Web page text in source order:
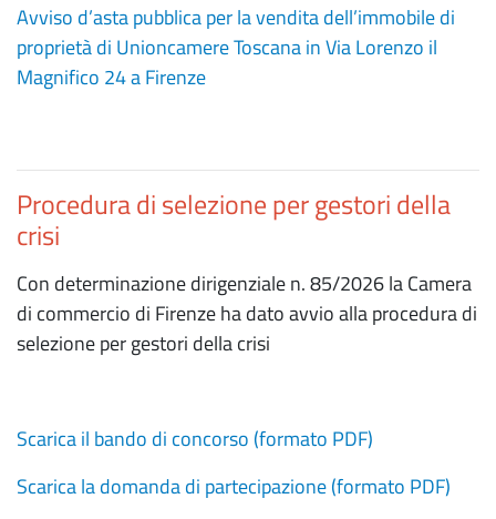
Avviso d’asta pubblica per la vendita dell’immobile di
proprietà di Unioncamere Toscana in Via Lorenzo il
Magnifico 24 a Firenze
Procedura di selezione per gestori della
crisi
Con determinazione dirigenziale n. 85/2026 la Camera
di commercio di Firenze ha dato avvio alla procedura di
selezione per gestori della crisi
Scarica il bando di concorso (formato PDF)
Scarica la domanda di partecipazione (formato PDF)